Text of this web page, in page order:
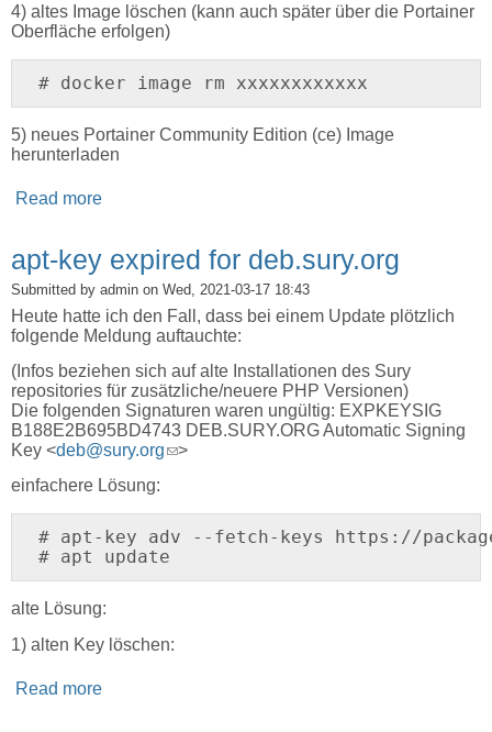
4) altes Image löschen (kann auch später über die Portainer
Oberfläche erfolgen)
# docker image rm xxxxxxxxxxxx
5) neues Portainer Community Edition (ce) Image
herunterladen
Read more
apt-key expired for deb.sury.org
Submitted by admin on Wed, 2021-03-17 18:43
Heute hatte ich den Fall, dass bei einem Update plötzlich
folgende Meldung auftauchte:
(Infos beziehen sich auf alte Installationen des Sury
repositories für zusätzliche/neuere PHP Versionen)
Die folgenden Signaturen waren ungültig: EXPKEYSIG
B188E2B695BD4743 DEB.SURY.ORG Automatic Signing
Key <deb@sury.org(link sends e-mail)
>
einfachere Lösung:
# apt-key adv --fetch-keys https://
alte Lösung:
1) alten Key löschen:
Read more